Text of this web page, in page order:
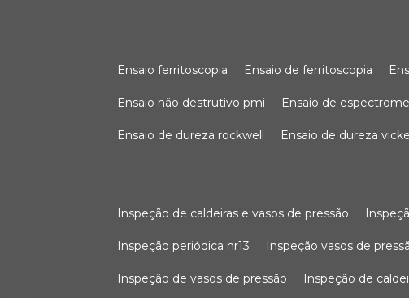
ensaio ferritoscopia ensaio de ferritoscopia
ensaio não destrutivo pmi ensaio de
ensaio de dureza rockwell ensaio de dureza
inspeção de caldeiras e vasos de pressão
inspeção periódica nr13 inspeção vasos de
inspeção de vasos de pressão inspeção de